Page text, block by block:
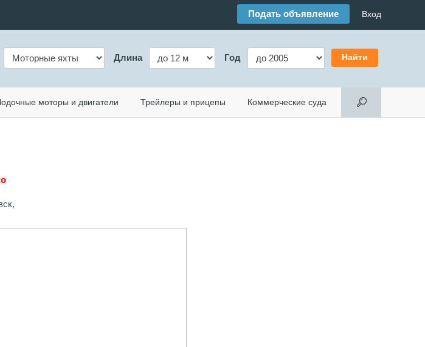
Подать объявление Вход
Длина Год
моторы и двигатели Трейлеры и прицепы Коммерческие суда